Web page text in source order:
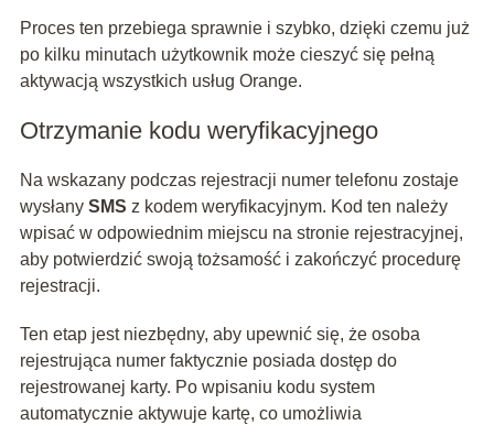
Proces ten przebiega sprawnie i szybko, dzięki czemu już
po kilku minutach użytkownik może cieszyć się pełną
aktywacją wszystkich usług Orange.
Otrzymanie kodu weryfikacyjnego
Na wskazany podczas rejestracji numer telefonu zostaje
wysłany SMS z kodem weryfikacyjnym. Kod ten należy
wpisać w odpowiednim miejscu na stronie rejestracyjnej,
aby potwierdzić swoją tożsamość i zakończyć procedurę
rejestracji.
Ten etap jest niezbędny, aby upewnić się, że osoba
rejestrująca numer faktycznie posiada dostęp do
rejestrowanej karty. Po wpisaniu kodu system
automatycznie aktywuje kartę, co umożliwia